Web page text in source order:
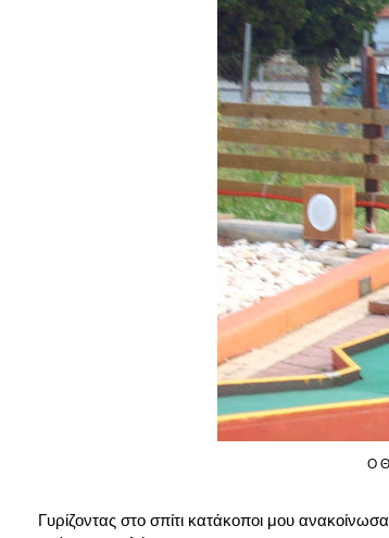
Ο
Γυρίζοντας στο σπίτι κατάκοποι μου